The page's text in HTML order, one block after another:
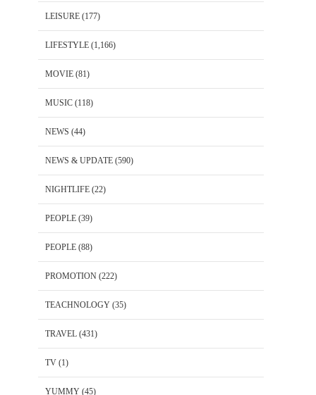
LEISURE (177)
LIFESTYLE (1,166)
MOVIE (81)
MUSIC (118)
NEWS (44)
NEWS & UPDATE (590)
NIGHTLIFE (22)
PEOPLE (39)
PEOPLE (88)
PROMOTION (222)
TEACHNOLOGY (35)
TRAVEL (431)
TV (1)
YUMMY (45)